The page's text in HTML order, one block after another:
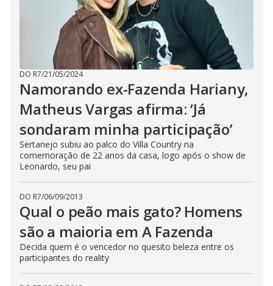
DO R7/21/05/2024
Namorando ex-Fazenda Hariany,
Matheus Vargas afirma: ‘Já
sondaram minha participação’
Sertanejo subiu ao palco do Villa Country na
comemoração de 22 anos da casa, logo após o show de
Leonardo, seu pai
DO R7/06/09/2013
Qual o peão mais gato? Homens
são a maioria em A Fazenda
Decida quem é o vencedor no quesito beleza entre os
participantes do reality